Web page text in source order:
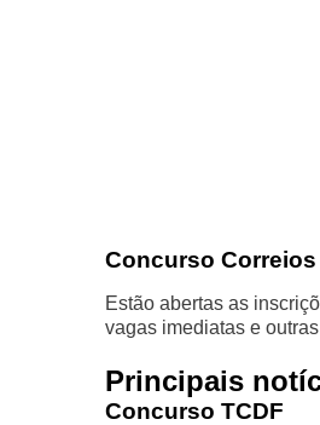
Concurso Correios
Estão abertas as
vagas imediatas e
Principais
Concurso TCDF